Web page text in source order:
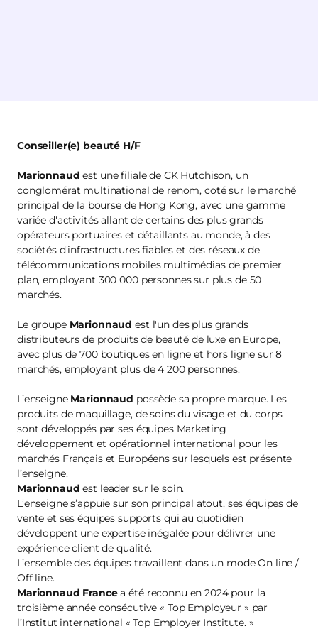
Conseiller(e) beauté H/F
Marionnaud est une filiale de CK Hutchison, un
conglomérat multinational de renom, coté sur le marché
principal de la bourse de Hong Kong, avec une gamme
variée d'activités allant de certains des plus grands
opérateurs portuaires et détaillants au monde, à des
sociétés d'infrastructures fiables et des réseaux de
télécommunications mobiles multimédias de premier
plan, employant 300 000 personnes sur plus de 50
marchés.
Le groupe Marionnaud est l'un des plus grands
distributeurs de produits de beauté de luxe en Europe,
avec plus de 700 boutiques en ligne et hors ligne sur 8
marchés, employant plus de 4 200 personnes.
L’enseigne Marionnaud possède sa propre marque. Les
produits de maquillage, de soins du visage et du corps
sont développés par ses équipes Marketing
développement et opérationnel international pour les
marchés Français et Européens sur lesquels est présente
l’enseigne.
Marionnaud est leader sur le soin.
L’enseigne s’appuie sur son principal atout, ses équipes de
vente et ses équipes supports qui au quotidien
développent une expertise inégalée pour délivrer une
expérience client de qualité.
L’ensemble des équipes travaillent dans un mode On line /
Off line.
Marionnaud Francea été reconnu en 2024 pour la
troisième année consécutive « Top Employeur » par
l’Institut international « Top Employer Institute. »